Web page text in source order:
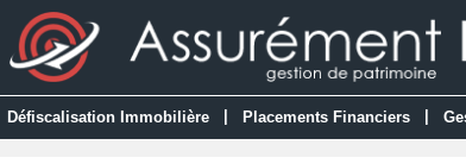
Défiscalisation Immobilière Placements Financiers